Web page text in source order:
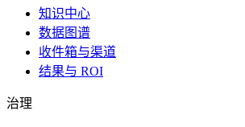
知识中心
数据图谱
收件箱与渠道
结果与 ROI
治理